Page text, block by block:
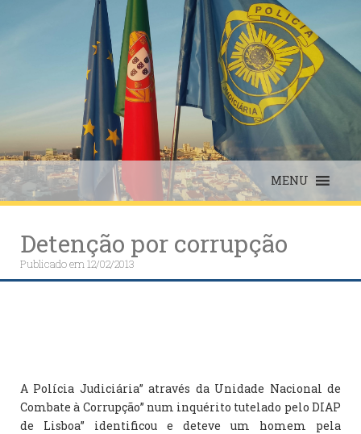
MENU
Detenção por corrupção
Publicado em12/02/2013
A Polícia Judiciária” através da Unidade Nacional de
Combate à Corrupção” num inquérito tutelado pelo DIAP
de Lisboa” identificou e deteve um homem pela